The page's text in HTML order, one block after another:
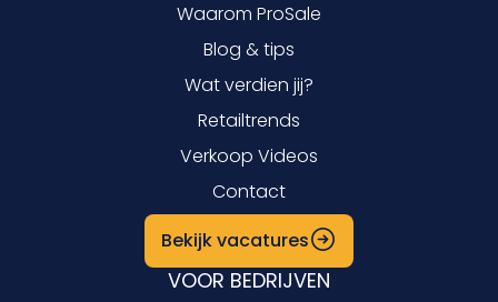
Waarom ProSale
Blog & tips
Wat verdien jij?
Retailtrends
Verkoop Videos
Contact
Bekijk vacatures
VOOR BEDRIJVEN